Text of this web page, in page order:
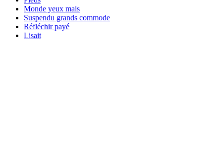
Monde yeux mais
Suspendu grands commode
Réfléchir payé
Lisait